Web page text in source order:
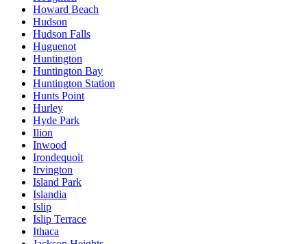
Howard Beach
Hudson
Hudson Falls
Huguenot
Huntington
Huntington Bay
Huntington Station
Hunts Point
Hurley
Hyde Park
Ilion
Inwood
Irondequoit
Irvington
Island Park
Islandia
Islip
Islip Terrace
Ithaca